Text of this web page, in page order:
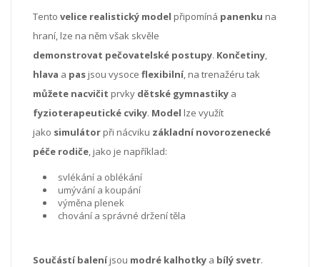
Tento velice realistický model připomíná panenku na
hraní, lze na něm však skvěle
demonstrovat pečovatelské postupy. Končetiny,
hlava a pas jsou vysoce flexibilní, na trenažéru tak
můžete nacvičit prvky dětské gymnastiky a
fyzioterapeutické cviky. Model lze využít
jako simulátor při nácviku základní novorozenecké
péče rodiče, jako je například:
svlékání a oblékání
umývání a koupání
výměna plenek
chování a správné držení těla
Součástí baleníjsou modré kalhotky a bílý svetr.